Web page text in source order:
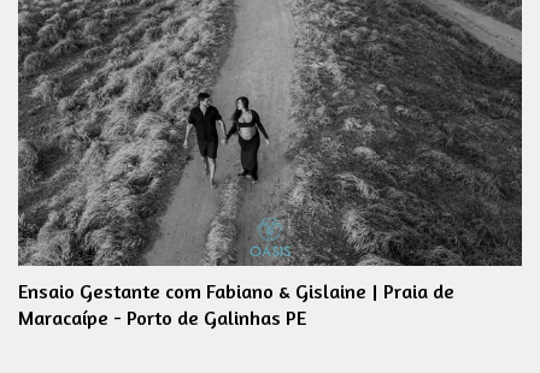
Ensaio Gestante com Fabiano & Gislaine | Praia de
Maracaípe - Porto de Galinhas PE